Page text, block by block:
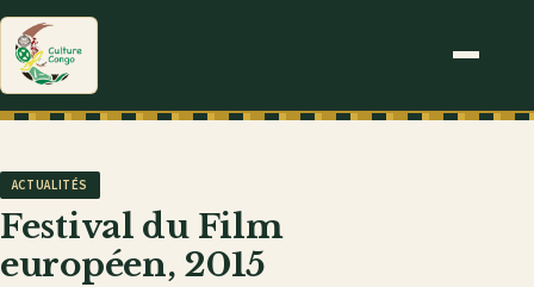
ACTUALITÉS
Festival du Film
européen, 2015